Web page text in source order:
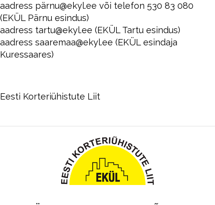
aadress pärnu@ekyl.ee või telefon 530 83 080
(EKÜL Pärnu esindus)
aadress tartu@ekyl.ee (EKÜL Tartu esindus)
aadress saaremaa@ekyl.ee (EKÜL esindaja
Kuressaares)
Eesti Korteriühistute Liit